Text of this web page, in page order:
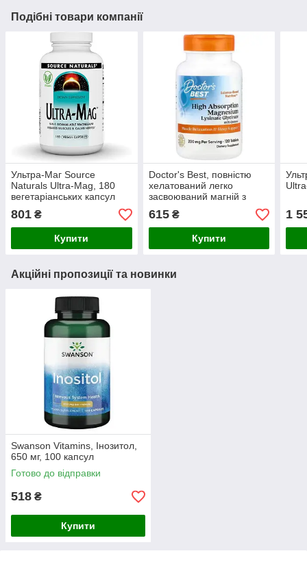
Подібні товари компанії
Ультра-Маг Source
Naturals Ultra-Mag, 180
вегетаріанських капсул
801 ₴
Купити
Doctor's Best, повністю
хелатований легко
засвоюваний магній з
мікроелементами Albion,
100 мг, 120 таблеток
615₴
Купити
1
Акційні пропозиції та новинки
Swanson Vitamins, Інозитол,
650 мг, 100 капсул
Готово до відправки
518 ₴
Купити